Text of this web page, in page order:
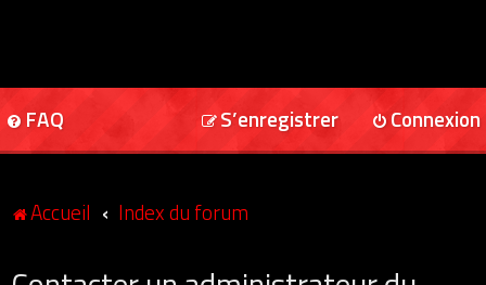
FAQ Connexion
S’enregistrer
Accueil Index du forum